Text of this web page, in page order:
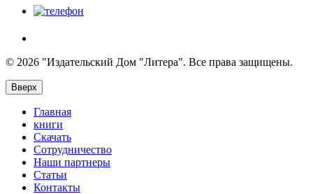
© 2026 "Издательский Дом "Литера". Все права защищены.
Вверх
Главная
книги
Скачать
Сотрудничество
Наши партнеры
Статьи
Контакты